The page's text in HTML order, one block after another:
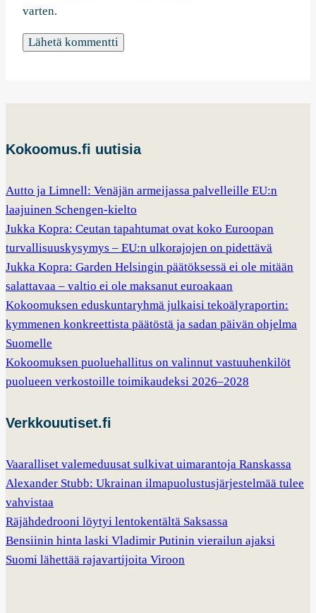
varten.
Kokoomus.fi uutisia
Autto ja Limnell: Venäjän armeijassa palvelleille EU:n
laajuinen Schengen-kielto
Jukka Kopra: Ceutan tapahtumat ovat koko Euroopan
turvallisuuskysymys – EU:n ulkorajojen on pidettävä
Jukka Kopra: Garden Helsingin päätöksessä ei ole mitään
salattavaa – valtio ei ole maksanut euroakaan
Kokoomuksen eduskuntaryhmä julkaisi tekoälyraportin:
kymmenen konkreettista päätöstä ja sadan päivän ohjelma
Suomelle
Kokoomuksen puoluehallitus on valinnut vastuuhenkilöt
puolueen verkostoille toimikaudeksi 2026–2028
Verkkouutiset.fi
Vaaralliset valemeduusat sulkivat uimarantoja Ranskassa
Alexander Stubb: Ukrainan ilmapuolustusjärjestelmää tulee
vahvistaa
Räjähdedrooni löytyi lentokentältä Saksassa
Bensiinin hinta laski Vladimir Putinin vierailun ajaksi
Suomi lähettää rajavartijoita Viroon